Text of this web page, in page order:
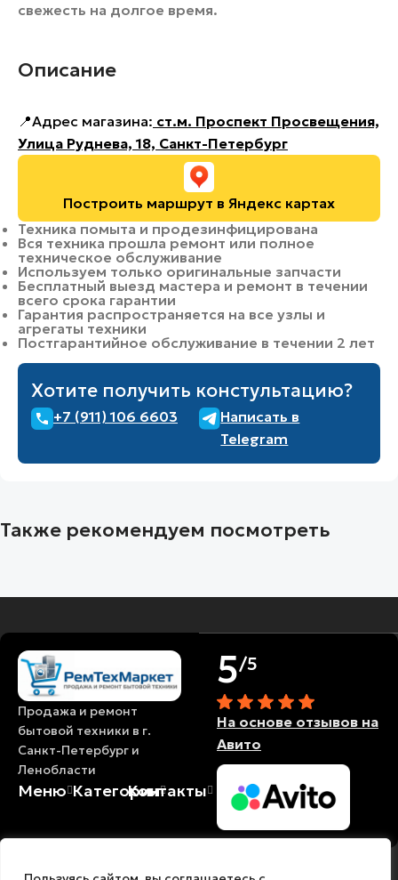
свежесть на долгое время.
Описание
📍Адрес магазина: ст.м. Проспект Просвещения,
Улица Руднева, 18, Санкт-Петербург
Построить маршрут в Яндекс картах
Техника помыта и продезинфицирована
Вся техника прошла ремонт или полное
техническое обслуживание
Используем только оригинальные запчасти
Бесплатный выезд мастера и ремонт в течении
всего срока гарантии
Гарантия распространяется на все узлы и
агрегаты техники
Постгарантийное обслуживание в течении 2 лет
Хотите получить констультацию?
+7 (911) 106 6603
Написать в
Telegram
Также рекомендуем посмотреть
Продажа и ремонт
бытовой техники в г.
Санкт-Петербург и
Ленобласти
Меню КатегорииКонтакты
5/5
На основе отзывов на
Авито
Есть вопросы?🙂